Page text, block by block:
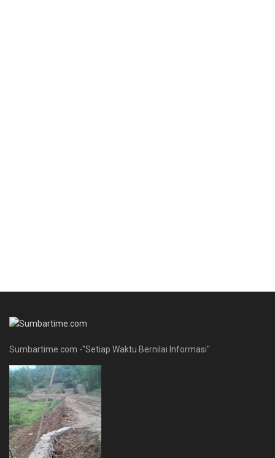
Sumbartime.com -"Setiap Waktu Bernilai Informasi"